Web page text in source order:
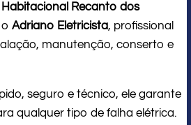
Recanto dos
Adriano Eletricista, profissional
manutenção, conserto e
seguro e técnico, ele garante
qualquer tipo de falha elétrica.